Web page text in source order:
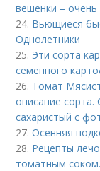
вешенки –
24. Вьющиеся
Однолетники
25. Эти сорта
семенного
26. Томат
описание
сахаристый с
27.Осенняя
28. Рецепты
томатным